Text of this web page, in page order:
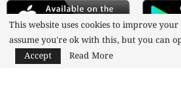
This website uses cookies to improve
assume you're ok with this, but you can
Accept
Read More